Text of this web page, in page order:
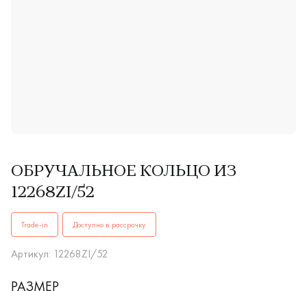
ОБРУЧАЛЬНОЕ КОЛЬЦО ИЗ
12268ZI/52
ОБРУЧАЛЬНЫЕ КОЛЬЦА12268ZI/52купить в Иркутске. ✔️
Trade-in Доступно в рассрочку
Артикул: 12268ZI/52
РАЗМЕР